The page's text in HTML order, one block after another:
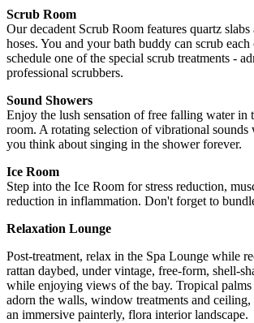
Scrub Room
Our decadent Scrub Room features quartz slabs
hoses. You and your bath buddy can scrub
schedule one of the special scrub treatments -
professional scrubbers.
Sound Showers
Enjoy the lush sensation of free falling water in
room. A rotating selection of vibrational
you think about singing in the shower forever.
Ice Room
Step into the Ice Room for stress reduction,
reduction in inflammation. Don't forget to
Relaxation Lounge
Post-treatment, relax in the Spa Lounge while
rattan daybed, under vintage, free-form, shell-
while enjoying views of the bay. Tropical palms
adorn the walls, window treatments and
an immersive painterly, flora interior landscape.